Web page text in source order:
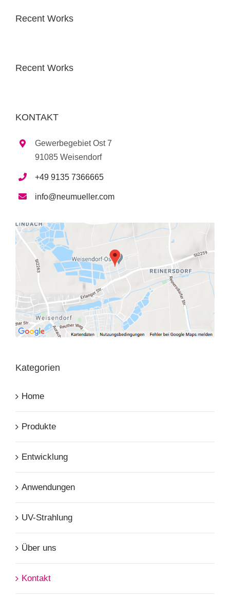
Recent Works
Recent Works
KONTAKT
Gewerbegebiet Ost 7
91085 Weisendorf
+49 9135 7366665
info@neumueller.com
Kategorien
Home
Produkte
Entwicklung
Anwendungen
UV-Strahlung
Über uns
Kontakt